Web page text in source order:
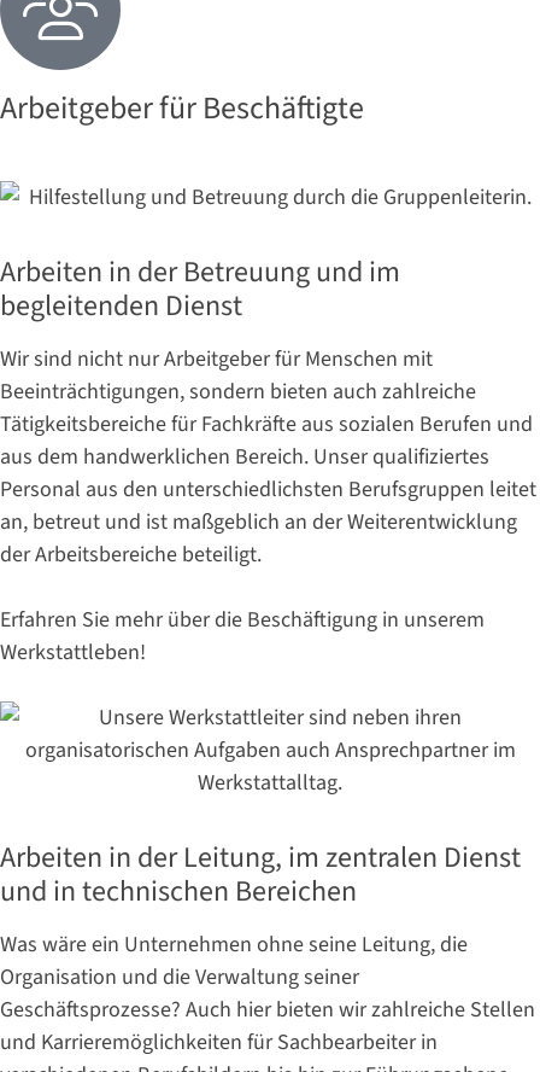
Arbeitgeber für Beschäftigte
Arbeiten in der Betreuung und im
begleitenden Dienst
Wir sind nicht nur Arbeitgeber für Menschen mit
Beeinträchtigungen, sondern bieten auch zahlreiche
Tätigkeitsbereiche für Fachkräfte aus sozialen Berufen und
aus dem handwerklichen Bereich. Unser qualifiziertes
Personal aus den unterschiedlichsten Berufsgruppen leitet
an, betreut und ist maßgeblich an der Weiterentwicklung
der Arbeitsbereiche beteiligt.
Erfahren Sie mehr über die Beschäftigung in unserem
Werkstattleben!
Arbeiten in der Leitung, im zentralen Dienst
und in technischen Bereichen
Was wäre ein Unternehmen ohne seine Leitung, die
Organisation und die Verwaltung seiner
Geschäftsprozesse? Auch hier bieten wir zahlreiche Stellen
und Karrieremöglichkeiten für Sachbearbeiter in